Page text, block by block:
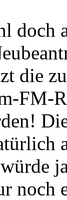
doch
die
FM-
noch